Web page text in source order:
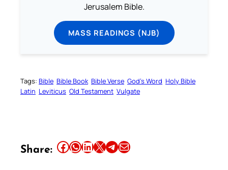
Jerusalem Bible.
MASS READINGS (NJB)
Tags: Bible Bible Book Bible Verse God’s Word Holy Bible
Latin Leviticus Old Testament Vulgate
Share: Share this article on Facebook Share this article on WhatsApp Share this article on LinkedIn Share this article on X Share this article on TelegramEmail this Article